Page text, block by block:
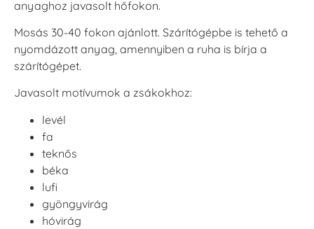
anyaghoz javasolt hőfokon.
Mosás 30-40 fokon ajánlott. Szárítógépbe is tehető a
nyomdázott anyag, amennyiben a ruha is bírja a
szárítógépet.
Javasolt motívumok a zsákokhoz:
levél
fa
teknős
béka
lufi
gyöngyvirág
hóvirág